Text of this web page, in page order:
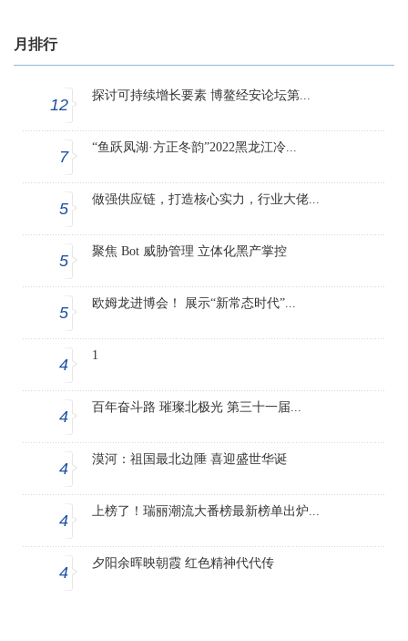
月排行
12
探讨可持续增长要素 博鳌经安论坛第...
7
“鱼跃凤湖·方正冬韵”2022黑龙江冷...
5
做强供应链，打造核心实力，行业大佬...
5
聚焦 Bot 威胁管理 立体化黑产掌控
5
欧姆龙进博会！ 展示“新常态时代”...
4
1
4
百年奋斗路 璀璨北极光 第三十一届...
4
漠河：祖国最北边陲 喜迎盛世华诞
4
上榜了！瑞丽潮流大番榜最新榜单出炉...
4
夕阳余晖映朝霞 红色精神代代传